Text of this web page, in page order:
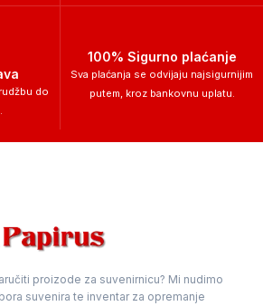
do
100% Sigurno plaćanje
Sva plaćanja se odvijaju najsigurnijim
putem, kroz bankovnu uplatu.
proizode za suvenirnicu? Mi nudimo
suvenira te inventar za opremanje